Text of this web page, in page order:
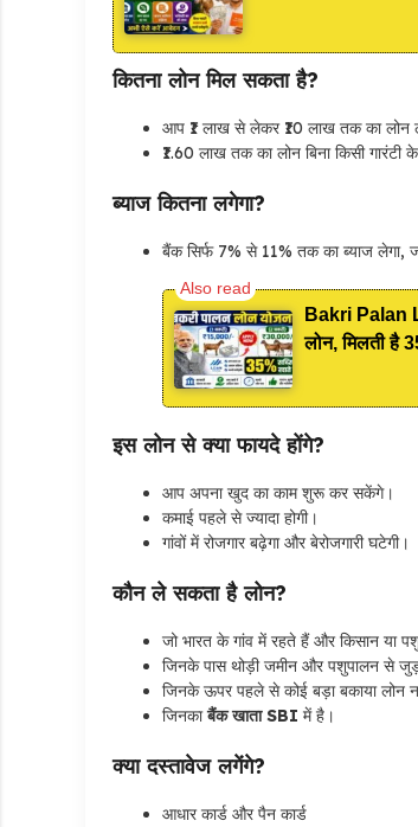
कितना लोन मिल सकता है?
आप ₹1 लाख से लेकर ₹10 लाख तक का
₹1.60 लाख तक का लोन बिना किसी गारंटी
ब्याज कितना लगेगा?
बैंक सिर्फ 7% से 11% तक का ब्याज लेगा,
Bakri Palan
लोन, मिलती है
इस लोन से क्या फायदे होंगे?
आप अपना खुद का काम शुरू कर सकेंगे।
कमाई पहले से ज्यादा होगी।
गांवों में रोजगार बढ़ेगा और बेरोजगारी घटेगी।
कौन ले सकता है लोन?
जो भारत के गांव में रहते हैं और किसान या
जिनके पास थोड़ी जमीन और पशुपालन से
जिनके ऊपर पहले से कोई बड़ा बकाया लोन
जिनकाबैंक खाता SBI में है।
क्या दस्तावेज लगेंगे?
आधार कार्ड और पैन कार्ड